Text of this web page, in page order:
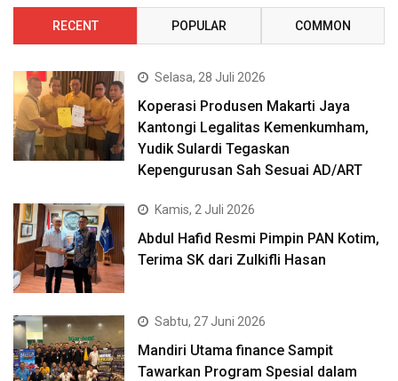
RECENT POPULAR COMMON
Selasa, 28 Juli 2026
Koperasi Produsen Makarti Jaya
Kantongi Legalitas Kemenkumham,
Yudik Sulardi Tegaskan
Kepengurusan Sah Sesuai AD/ART
Kamis, 2 Juli 2026
Abdul Hafid Resmi Pimpin PAN Kotim,
Terima SK dari Zulkifli Hasan
Sabtu, 27 Juni 2026
Mandiri Utama finance Sampit
Tawarkan Program Spesial dalam